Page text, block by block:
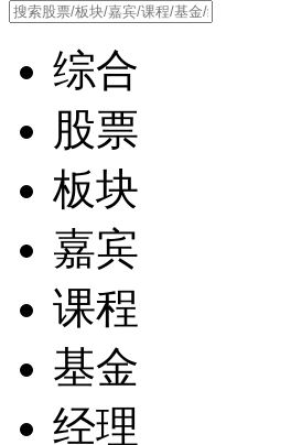
综合
股票
板块
嘉宾
课程
基金
经理